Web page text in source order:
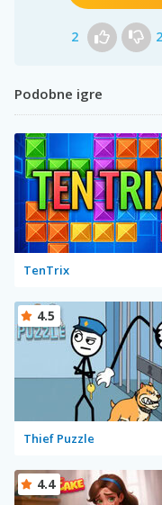
2 2
Podobne igre
TenTrix
Thief Puzzle
4.5
4.4